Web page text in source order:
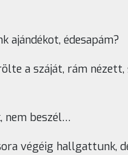
ajándékot, édesapám?
a száját, rám
nem beszél…
végéig hallgattunk,